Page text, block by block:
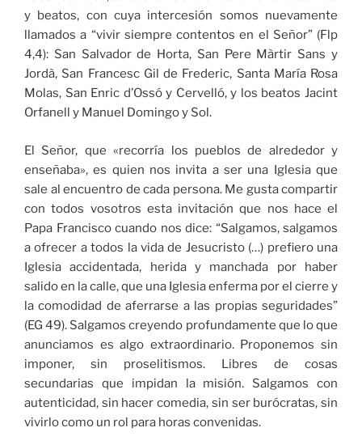
y beatos, con cuya intercesión somos nuevamente
llamados a “vivir siempre contentos en el Señor” (Flp
4,4): San Salvador de Horta, San Pere Màrtir Sans y
Jordà, San Francesc Gil de Frederic, Santa María Rosa
Molas, San Enric d’Ossó y Cervelló, y los beatos Jacint
Orfanell y Manuel Domingo y Sol.
El Señor, que «recorría los pueblos de alrededor y
enseñaba», es quien nos invita a ser una Iglesia que
sale al encuentro de cada persona. Me gusta compartir
con todos vosotros esta invitación que nos hace el
Papa Francisco cuando nos dice: “Salgamos, salgamos
a ofrecer a todos la vida de Jesucristo (…) prefiero una
Iglesia accidentada, herida y manchada por haber
salido en la calle, que una Iglesia enferma por el cierre y
la comodidad de aferrarse a las propias seguridades”
(EG 49). Salgamos creyendo profundamente que lo que
anunciamos es algo extraordinario. Proponemos sin
imponer, sin proselitismos. Libres de cosas
secundarias que impidan la misión. Salgamos con
autenticidad, sin hacer comedia, sin ser burócratas, sin
vivirlo como un rol para horas convenidas.